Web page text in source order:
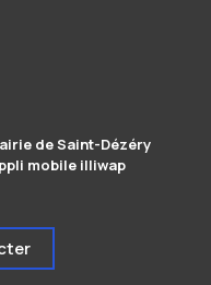
de Saint-Dézéry
mobile illiwap